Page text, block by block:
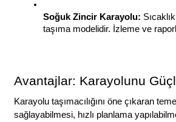
Soğuk Zincir Karayolu:
taşıma modelidir. İzleme ve
Avantajlar: Karayolunu
Karayolu taşımacılığını öne çıkaran
sağlayabilmesi, hızlı planlama